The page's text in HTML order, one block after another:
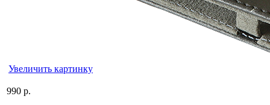
Увеличить картинку
990 р.